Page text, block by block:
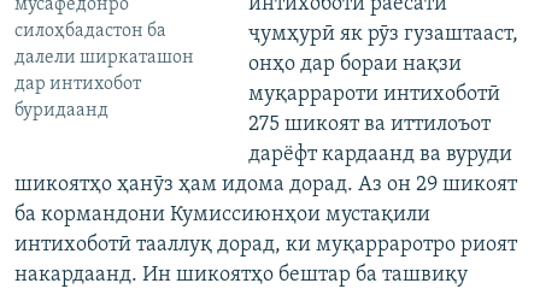
мӯсафедонро
силоҳбадастон ба
далели ширкаташон
дар интихобот
буридаанд
интихоботи раёсати
ҷумҳурӣ як рӯз гузаштааст,
онҳо дар бораи нақзи
муқаррароти интихоботӣ
275 шикоят ва иттилоъот
дарёфт кардаанд ва вуруди
шикоятҳо ҳанӯз ҳам идома дорад. Аз он 29 шикоят
ба кормандони Кумиссиюнҳои мустақили
интихоботӣ тааллуқ дорад, ки муқарраротро риоят
накардаанд. Ин шикоятҳо бештар ба ташвиқу